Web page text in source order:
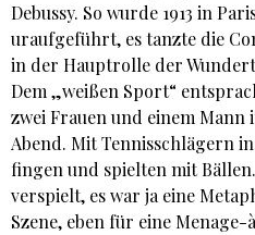
Debussy. So wurde 1913 in
uraufgeführt, es tanzte die
in der Hauptrolle der
Dem „weißen Sport“
zwei Frauen und einem Mann
Abend. Mit Tennisschlägern
fingen und spielten mit
verspielt, es war ja eine
Szene, eben für eine